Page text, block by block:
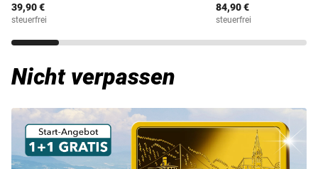
39,90 €
steuerfrei
84,90 €
steuerfrei
Nicht verpassen